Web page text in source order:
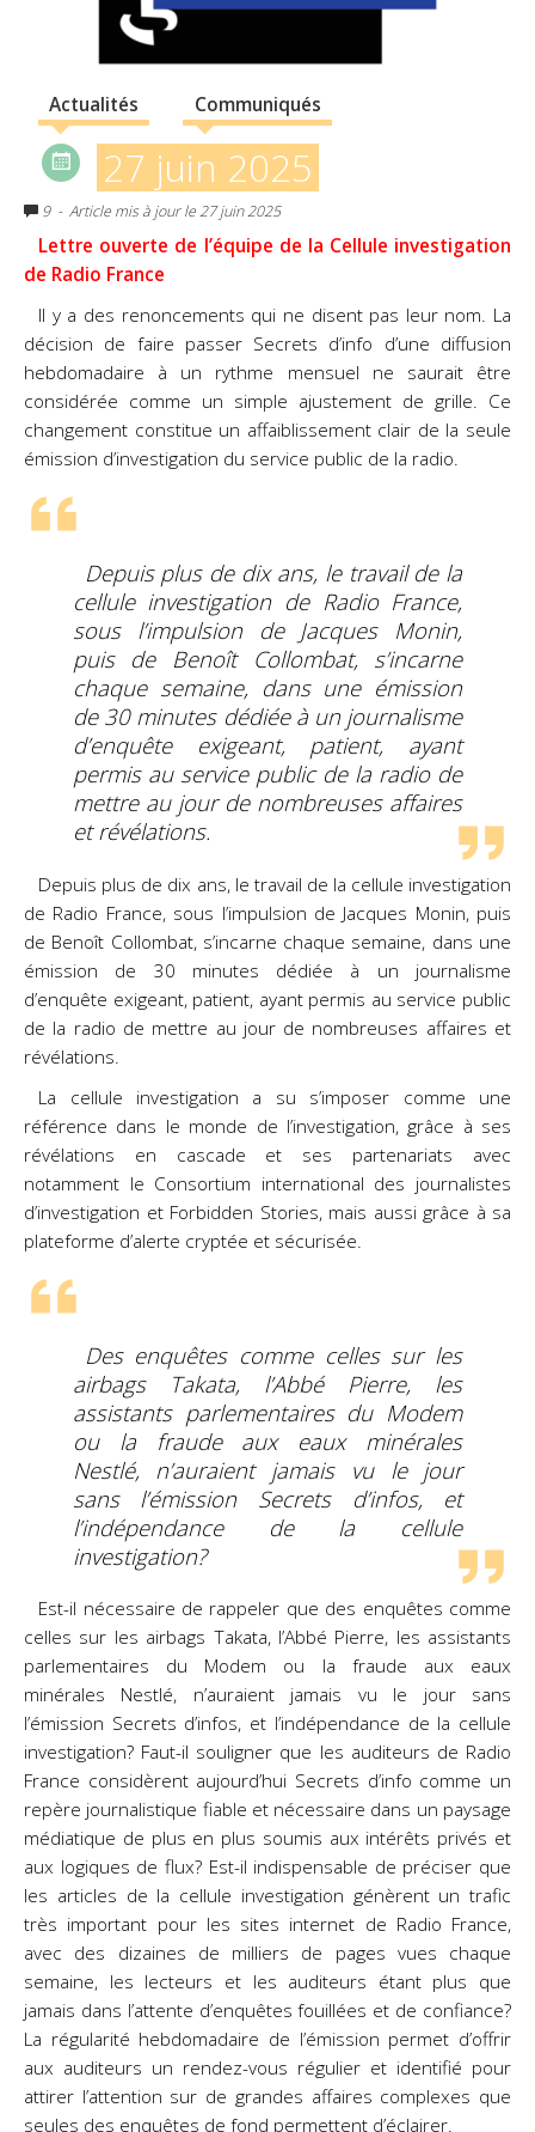
Actualités Communiqués
27 juin 2025
9 - Article mis à jour le 27 juin 2025
Lettre ouverte de l’équipe de la Cellule investigation
de Radio France
Il y a des renoncements qui ne disent pas leur nom. La
décision de faire passer Secrets d’info d’une diffusion
hebdomadaire à un rythme mensuel ne saurait être
considérée comme un simple ajustement de grille. Ce
changement constitue un affaiblissement clair de la seule
émission d’investigation du service public de la radio.
Depuis plus de dix ans, le travail de la
cellule investigation de Radio France,
sous l’impulsion de Jacques Monin,
puis de Benoît Collombat, s’incarne
chaque semaine, dans une émission
de 30 minutes dédiée à un journalisme
d’enquête exigeant, patient, ayant
permis au service public de la radio de
mettre au jour de nombreuses affaires
et révélations.
Depuis plus de dix ans, le travail de la cellule investigation
de Radio France, sous l’impulsion de Jacques Monin, puis
de Benoît Collombat, s’incarne chaque semaine, dans une
émission de 30 minutes dédiée à un journalisme
d’enquête exigeant, patient, ayant permis au service public
de la radio de mettre au jour de nombreuses affaires et
révélations.
La cellule investigation a su s’imposer comme une
référence dans le monde de l’investigation, grâce à ses
révélations en cascade et ses partenariats avec
notamment le Consortium international des journalistes
d’investigation et Forbidden Stories, mais aussi grâce à sa
plateforme d’alerte cryptée et sécurisée.
Des enquêtes comme celles sur les
airbags Takata, l’Abbé Pierre, les
assistants parlementaires du Modem
ou la fraude aux eaux minérales
Nestlé, n’auraient jamais vu le jour
sans l’émission Secrets d’infos, et
l’indépendance de la cellule
investigation?
Est-il nécessaire de rappeler que des enquêtes comme
celles sur les airbags Takata, l’Abbé Pierre, les assistants
parlementaires du Modem ou la fraude aux eaux
minérales Nestlé, n’auraient jamais vu le jour sans
l’émission Secrets d’infos, et l’indépendance de la cellule
investigation? Faut-il souligner que les auditeurs de Radio
France considèrent aujourd’hui Secrets d’info comme un
repère journalistique fiable et nécessaire dans un paysage
médiatique de plus en plus soumis aux intérêts privés et
aux logiques de flux? Est-il indispensable de préciser que
les articles de la cellule investigation génèrent un trafic
très important pour les sites internet de Radio France,
avec des dizaines de milliers de pages vues chaque
semaine, les lecteurs et les auditeurs étant plus que
jamais dans l’attente d’enquêtes fouillées et de confiance?
La régularité hebdomadaire de l’émission permet d’offrir
aux auditeurs un rendez-vous régulier et identifié pour
attirer l’attention sur de grandes affaires complexes que
seules des enquêtes de fond permettent d’éclairer.